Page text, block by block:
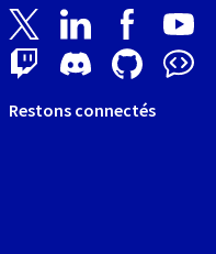
Restons connectés